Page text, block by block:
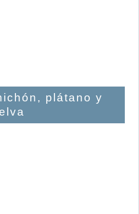
plátano y